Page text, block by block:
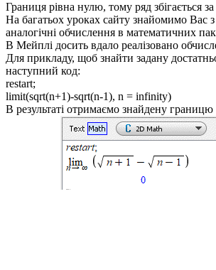
Границя рівна нулю, тому ряд збігається
На багатьох уроках сайту знайомимо Вас
аналогічні обчислення в математичних
В Мейплі досить вдало реалізовано
Для прикладу, щоб знайти задану
наступний код:
restart;
limit(sqrt(n+1)-sqrt(n-1), n = infinity)
В результаті отримаємо знайдену границю